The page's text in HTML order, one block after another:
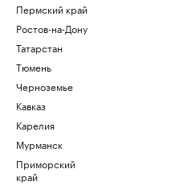
Пермский край
Ростов-на-Дону
Татарстан
Тюмень
Черноземье
Кавказ
Карелия
Мурманск
Приморский
край